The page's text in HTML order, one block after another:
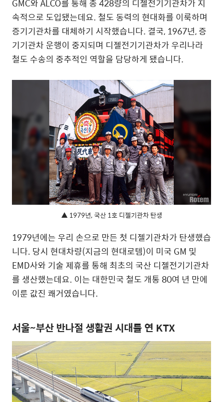
GMC와 ALCO를 통해 총 428량의 디젤전기기관차가 지
속적으로 도입됐는데요. 철도 동력의 현대화를 이룩하며
증기기관차를 대체하기 시작했습니다. 결국, 1967년, 증
기기관차 운행이 중지되며 디젤전기기관차가 우리나라
철도 수송의 중추적인 역할을 담당하게 됐습니다.
▲ 1979년, 국산 1호 디젤기관차 탄생
1979년에는 우리 손으로 만든 첫 디젤기관차가 탄생했습
니다. 당시 현대차량(지금의 현대로템)이 미국 GM 및
EMD사와 기술 제휴를 통해 최초의 국산 디젤전기기관차
를 생산했는데요. 이는 대한민국 철도 개통 80여 년 만에
이룬 값진 쾌거였습니다.
서울~부산 반나절 생활권 시대를 연 KTX